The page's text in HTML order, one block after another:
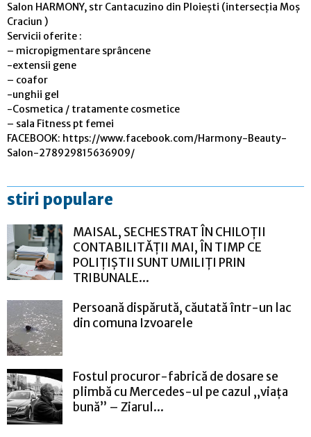
Salon HARMONY, str Cantacuzino din Ploiești (intersecția Moș
Craciun )
Servicii oferite :
– micropigmentare sprâncene
-extensii gene
– coafor
-unghii gel
-Cosmetica / tratamente cosmetice
– sala Fitness pt femei
FACEBOOK: https://www.facebook.com/Harmony-Beauty-
Salon-278929815636909/
stiri populare
MAISAL, SECHESTRAT ÎN CHILOȚII
CONTABILITĂȚII MAI, ÎN TIMP CE
POLIȚIȘTII SUNT UMILIȚI PRIN
TRIBUNALE...
Persoană dispărută, căutată într-un lac
din comuna Izvoarele
Fostul procuror-fabrică de dosare se
plimbă cu Mercedes-ul pe cazul „viața
bună” – Ziarul...